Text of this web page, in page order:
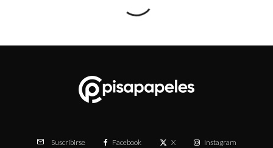
Suscribirse Facebook X Instagram